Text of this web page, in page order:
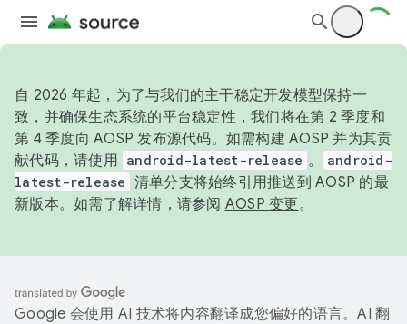
自 2026 年起，为了与我们的主干稳定开发模型保持一
致，并确保生态系统的平台稳定性，我们将在第 2 季度和
第 4 季度向 AOSP 发布源代码。如需构建 AOSP 并为其贡
献代码，请使用 android-latest-release 。
android-
latest-release 清单分支将始终引用推送到 AOSP 的最
新版本。如需了解详情，请参阅 AOSP 变更。
Google 会使用 AI 技术将内容翻译成您偏好的语言。AI 翻